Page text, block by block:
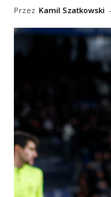
Przez Kamil Szatkowski -